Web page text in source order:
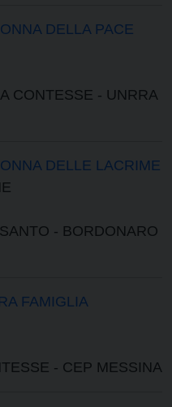
DELLA PACE
CONTESSE - UNRRA
DELLE LACRIME
- BORDONARO
FAMIGLIA
- CEP MESSINA